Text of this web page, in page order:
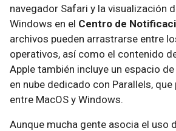
navegador Safari y la visualización
Windows en el Centro de
archivos pueden arrastrarse entre
operativos, así como el contenido
Apple también incluye un espacio
en nube dedicado con Parallels,
entre MacOS y Windows.
Aunque mucha gente asocia el uso